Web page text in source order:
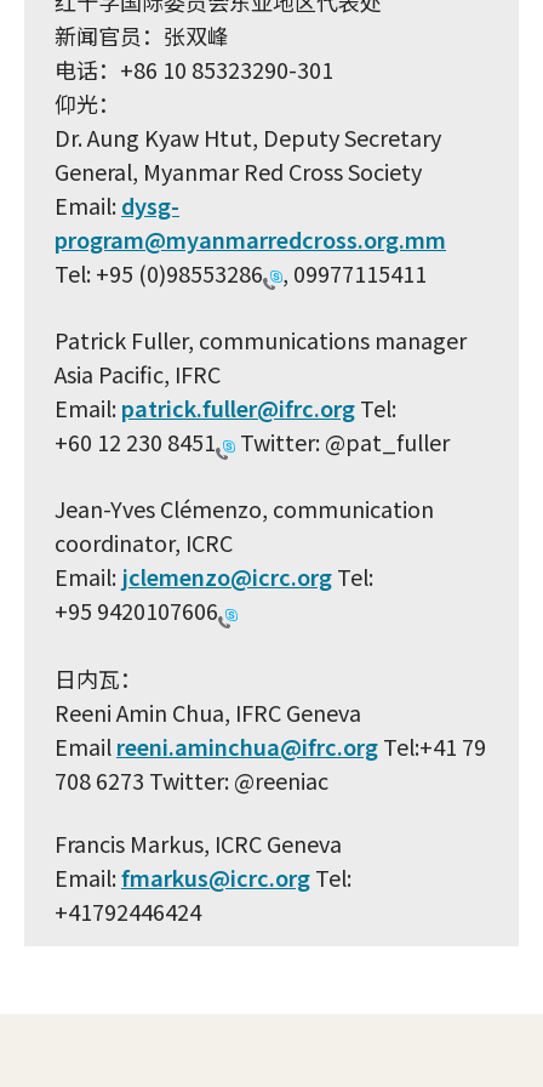
新闻官员：张双峰
电话：+86 10 85323290-301
仰光：
Dr. Aung Kyaw Htut, Deputy Secretary
General, Myanmar Red Cross Society
Email:dysg-
program@myanmarredcross.org.mm
Tel:+95 (0)98553286 , 09977115411
Patrick Fuller, communications manager
Asia Pacific, IFRC
Email:patrick.fuller@ifrc.orgTel:
+60 12 230 8451
Twitter: @pat_fuller
Jean-Yves Clémenzo, communication
coordinator, ICRC
Email: jclemenzo@icrc.orgTel:
+95 9420107606
日内瓦：
Reeni Amin Chua, IFRC Geneva
Emailreeni.aminchua@ifrc.orgTel:+41 79
708 6273 Twitter: @reeniac
Francis Markus, ICRC Geneva
Email:fmarkus@icrc.orgTel:
+41792446424